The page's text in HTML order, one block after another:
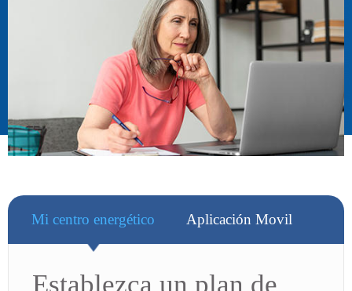
Mi centro energético Aplicación Movil
Establezca un plan de